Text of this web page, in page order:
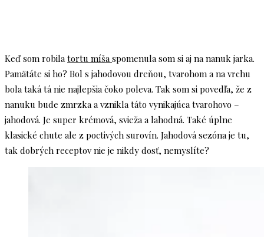
Keď som robilatortu míšaspomenula som si aj na nanuk jarka.
Pamätáte si ho? Bol s jahodovou dreňou, tvarohom a na vrchu
bola taká tá nie najlepšia čoko poleva. Tak som si povedľa, že z
nanuku bude zmrzka a vznikla táto vynikajúca tvarohovo –
jahodová. Je super krémová, svieža a lahodná. Také úplne
klasické chute ale z poctivých surovín. Jahodová sezóna je tu,
tak dobrých receptov nie je nikdy dosť, nemyslíte?